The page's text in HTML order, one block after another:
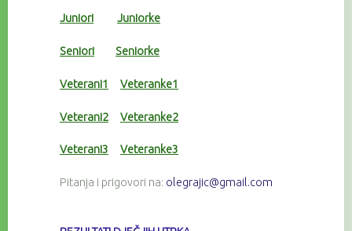
Juniori Juniorke
Seniori Seniorke
Veterani1 Veteranke1
Veterani2 Veteranke2
Veterani3 Veteranke3
Pitanja i prigovori na: olegrajic@gmail.com